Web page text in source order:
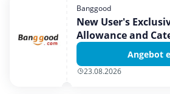
Banggood
New User's
Allowance and
Angebot
23.08.2026